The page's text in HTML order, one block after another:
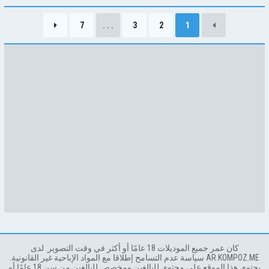
1
2
3
. . .
7
كان عمر جميع الموديلات 18 عامًا أو أكثر في وقت التصوير. لدى
AR.KOMPOZ.ME سياسة عدم التسامح إطلاقا مع المواد الإباحية غير القانونية.
يحتوي هذا الموقع على محتوى للبالغين ومخصص للبالغين من سن 18 عامًا أو